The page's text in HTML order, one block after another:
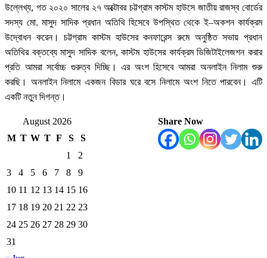
উল্লেখ্য, গত ২০২০ সালের ২৭ অক্টোবর চট্টগ্রাম কাস্টম হাউসে জাতীয় রাজস্ব বোর্ডের
সদস্য মো. মাসুদ সাদিক প্রধান অতিথি হিসেবে উপস্থিত থেকে ই–অকশন কার্যক্রম
উদ্বোধন করেন। চট্টগ্রাম কাস্টম হাউসের কনফারেন্স রুমে অনুষ্ঠিত সভায় প্রধান
অতিথির বক্তব্যে মাসুদ সাদিক বলেন, কাস্টম হাউসের কার্যক্রম ডিজিটাইলেজশন করার
প্রতি আমরা সর্বোচ্চ গুরুত্ব দিচ্ছি। এর অংশ হিসেবে আমরা অনলাইন নিলাম শুরু
করছি। অনলাইন নিলামে একজন বিডার ঘরে বসে নিলামে অংশ নিতে পারবেন। এটি
একটি নতুন দিগন্ত।
Share Now
August 2026
M T W T F S
S
1
2
3
4 5 6 7 8
9
10 11 12 13 14 15 16
17 18 19 20 21 22 23
24 25 26 27 28 29 30
31